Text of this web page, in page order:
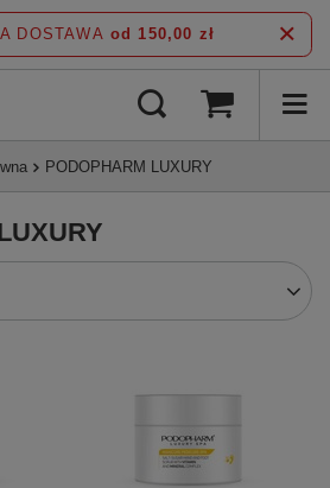
DOSTAWA od 150,00 zł
PODOPHARM LUXURY